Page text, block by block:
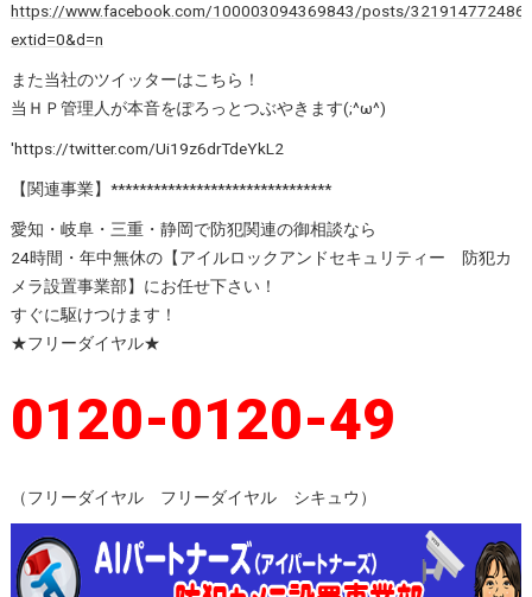
https://www.facebook.com/100003094369843/posts/
extid=0&d=n
また当社のツイッターはこちら！
当ＨＰ管理人が本音をぽろっとつぶやきます(;^ω^)
'https://twitter.com/Ui19z6drTdeYkL2
【関連事業】*******************************
愛知・岐阜・三重・静岡で防犯関連の御相談なら
24時間・年中無休の【アイルロックアンドセキュリティー 防犯カ
メラ設置事業部】にお任せ下さい！
すぐに駆けつけます！
★フリーダイヤル★
0120-0120-49
（フリーダイヤル フリーダイヤル シキュウ）